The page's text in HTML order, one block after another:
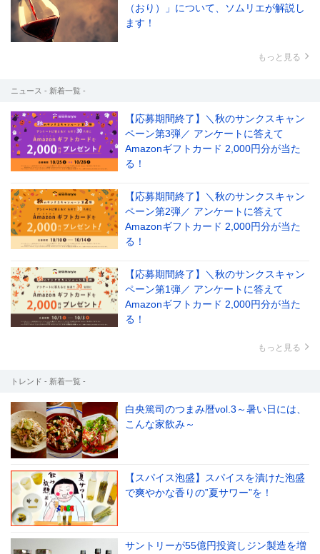
（おり）」について、ソムリエが解説し
ます！
もっと見る
ニュース - 新着一覧 -
【応募期間終了】＼秋のサンクスキャン
ペーン第3弾／ アンケートに答えて
Amazonギフトカード 2,000円分が当た
る！
【応募期間終了】＼秋のサンクスキャン
ペーン第2弾／ アンケートに答えて
Amazonギフトカード 2,000円分が当た
る！
【応募期間終了】＼秋のサンクスキャン
ペーン第1弾／ アンケートに答えて
Amazonギフトカード 2,000円分が当た
る！
もっと見る
トレンド - 新着一覧 -
白央篤司のつまみ暦vol.3～暑い日には、
こんな家飲み～
【スパイス泡盛】スパイスを漬けた泡盛
で爽やかな香りの‟夏サワー”を！
サントリーが55億円投資しジン製造を増